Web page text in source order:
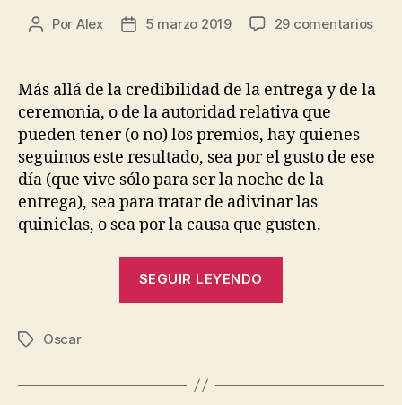
Autor
entrada
Por Alex
Fecha
entrada
5 marzo 2019 29 comentariosen
la
Más allá de la credibilidad de la entrega y de la
ceremonia, o de la autoridad relativa que
pueden tener (o no) los premios, hay quienes
seguimos este resultado, sea por el gusto de ese
día (que vive sólo para ser la noche de la
entrega), sea para tratar de adivinar las
quinielas, o sea por la causa que gusten.
SEGUIR LEYENDO
a
Etiquetas
Oscar